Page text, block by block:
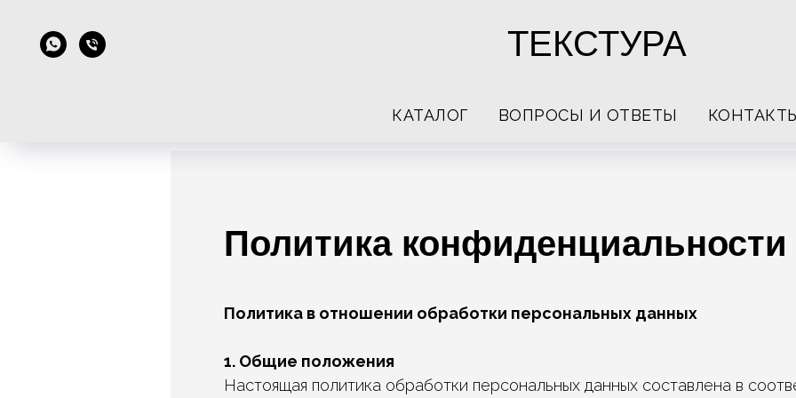
ТЕКСТУРА
КАТАЛОГ ВОПРОСЫ И ОТВЕТЫ
Политика конфиденциальности
Политика в отношении обработки персональных данных
1. Общие положения
Настоящая политика обработки персональных данных составлена в